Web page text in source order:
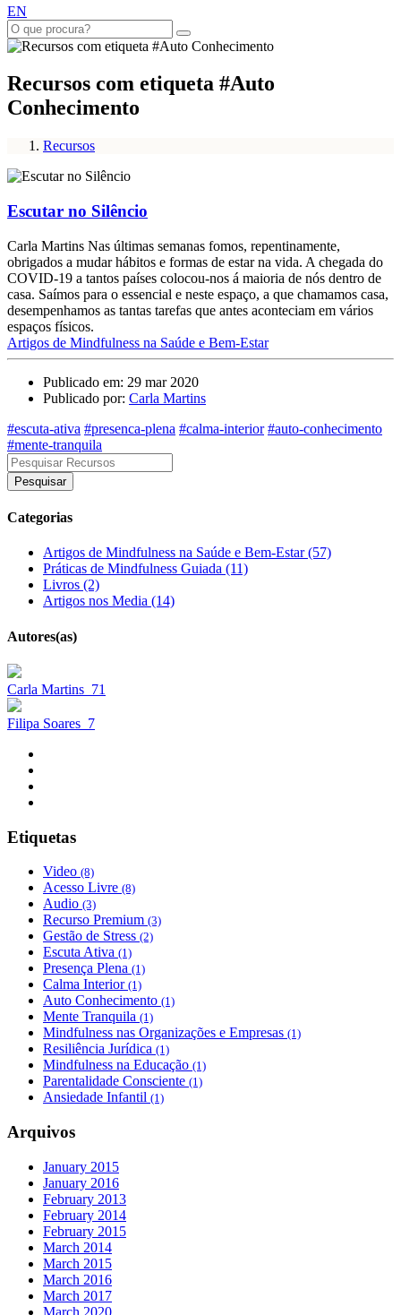
EN
Recursos com etiqueta #Auto
Conhecimento
Recursos
Escutar no Silêncio
Carla Martins Nas últimas semanas fomos, repentinamente,
obrigados a mudar hábitos e formas de estar na vida. A chegada do
COVID-19 a tantos países colocou-nos á maioria de nós dentro de
casa. Saímos para o essencial e neste espaço, a que chamamos casa,
desempenhamos as tantas tarefas que antes aconteciam em vários
espaços físicos.
Artigos de Mindfulness na Saúde e Bem-Estar
Publicado em: 29 mar 2020
Publicado por: Carla Martins
#escuta-ativa #presenca-plena #calma-interior #auto-conhecimento
#mente-tranquila
Pesquisar
Categorias
Artigos de Mindfulness na Saúde e Bem-Estar (57)
Práticas de Mindfulness Guiada (11)
Livros (2)
Artigos nos Media (14)
Autores(as)
Carla Martins 71
Filipa Soares 7
Etiquetas
Video (8)
Acesso Livre (8)
Audio (3)
Recurso Premium (3)
Gestão de Stress (2)
Escuta Ativa (1)
Presença Plena (1)
Calma Interior (1)
Auto Conhecimento (1)
Mente Tranquila (1)
Mindfulness nas Organizações e Empresas (1)
Resiliência Jurídica (1)
Mindfulness na Educação (1)
Parentalidade Consciente (1)
Ansiedade Infantil (1)
Arquivos
January 2015
January 2016
February 2013
February 2014
February 2015
March 2014
March 2015
March 2016
March 2017
March 2020